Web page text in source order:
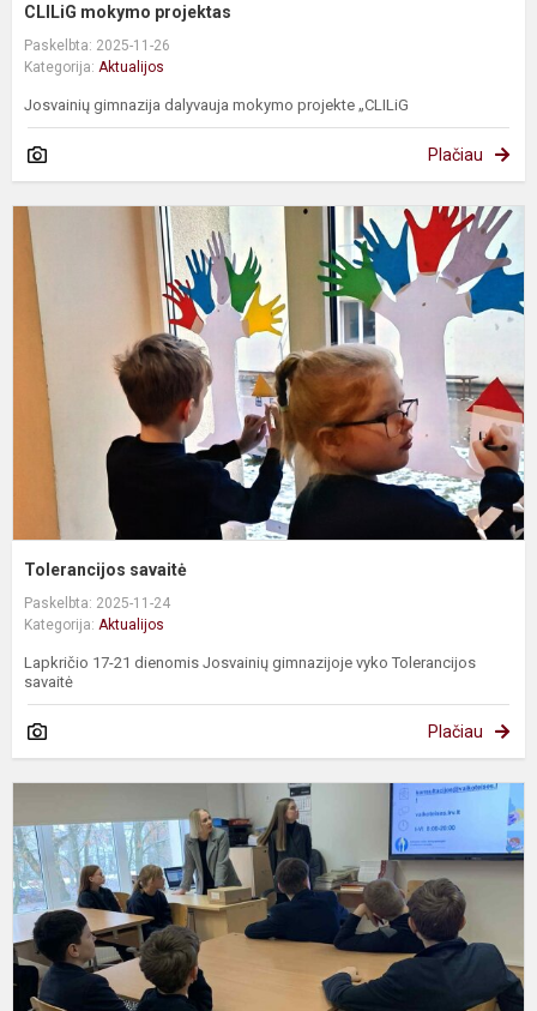
CLILiG mokymo projektas
Paskelbta: 2025-11-26
Kategorija: Aktualijos
Josvainių gimnazija dalyvauja mokymo projekte „CLILiG
Plačiau
Tolerancijos savaitė
Paskelbta: 2025-11-24
Kategorija: Aktualijos
Lapkričio 17-21 dienomis Josvainių gimnazijoje vyko Tolerancijos
savaitė
Plačiau